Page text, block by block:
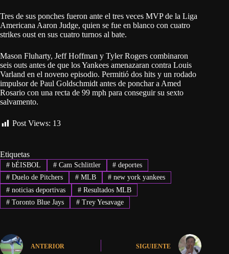
Tres de sus ponches fueron ante el tres veces MVP de la Liga
Americana Aaron Judge, quien se fue en blanco con cuatro
strikes oust en sus cuatro turnos al bate.
Mason Fluharty, Jeff Hoffman y Tyler Rogers combinaron
seis outs antes de que los Yankees amenazaran contra Louis
Varland en el noveno episodio. Permitió dos hits y un rodado
impulsor de Paul Goldschmidt antes de ponchar a Amed
Rosario con una recta de 99 mph para conseguir su sexto
salvamento.
Post Views: 13
Etiquetas
#bÉISBOL #Cam Schlittler # deportes
#Duelo de Pitchers #MLB # new york yankees
#noticias deportivas #Resultados MLB
#Toronto Blue Jays #Trey Yesavage
ANTERIOR SIGUIENTE